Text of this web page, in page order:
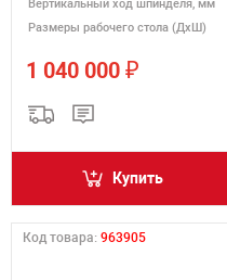
Вертикальный ход шпинделя, мм
Размеры рабочего стола (ДхШ)
1 040 000 ₽
Купить
Код товара: 963905